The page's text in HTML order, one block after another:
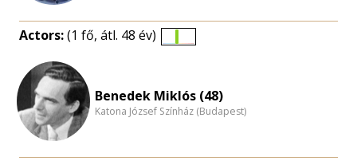
Actors:(1 fő, átl. 48 év)
nagyítása
Benedek Miklós (48)
Katona József Színház (Budapest)